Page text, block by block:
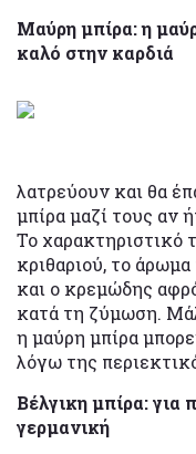
Μαύρη μπίρα: η
καλό στην καρδιά
λατρεύουν και θα
μπίρα μαζί τους αν
Το χαρακτηριστικό
κριθαριού, το
και ο κρεμώδης
κατά τη ζύμωση.
η μαύρη μπίρα
λόγω της
Βέλγικη μπίρα: για
γερμανική